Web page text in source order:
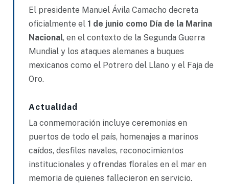
El presidente Manuel Ávila Camacho decreta
oficialmente el 1 de junio como Día de la Marina
Nacional, en el contexto de la Segunda Guerra
Mundial y los ataques alemanes a buques
mexicanos como el Potrero del Llano y el Faja de
Oro.
Actualidad
La conmemoración incluye ceremonias en
puertos de todo el país, homenajes a marinos
caídos, desfiles navales, reconocimientos
institucionales y ofrendas florales en el mar en
memoria de quienes fallecieron en servicio.